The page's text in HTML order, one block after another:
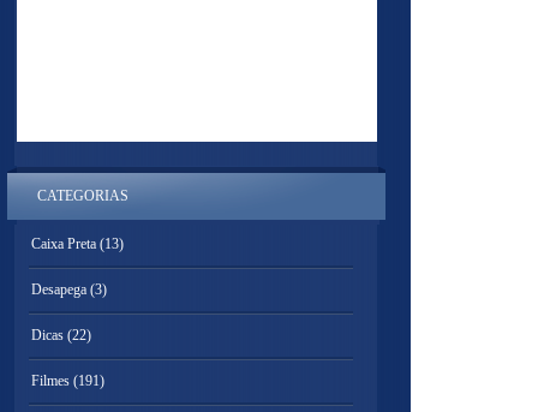
CATEGORIAS
Caixa Preta (13)
Desapega (3)
Dicas (22)
Filmes (191)